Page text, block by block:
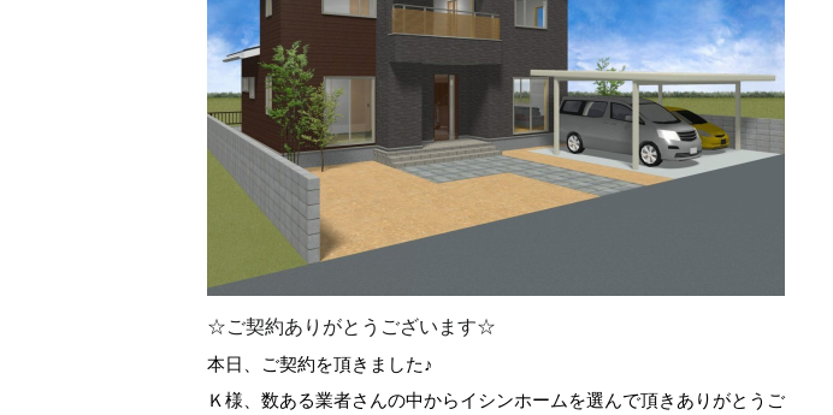
☆ご契約ありがとうございます☆
本日、ご契約を頂きました♪
Ｋ様、数ある業者さんの中からイシンホームを選んで頂きありがとうご